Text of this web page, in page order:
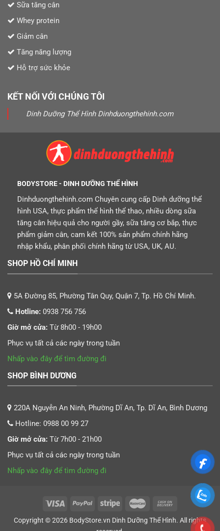
Sữa tăng cân
Whey protein
Giảm cân
Tăng năng lượng
Hỗ trợ sức khỏe
KẾT NỐI VỚI CHÚNG TÔI
Dinh Dưỡng Thể Hình Dinhduongthehinh.com
BODYSTORE - DINH DƯỠNG THỂ HÌNH
Dinhduongthehinh.com Chuyên cung cấp Dinh dưỡng thể
hình USA, thực phẩm thể hình thể thao, nhiều dòng sữa
tăng cân hiệu quả cho người gầy, sữa tăng cơ bắp, thực
phẩm giảm cân, cam kết 100% sản phẩm chính hãng
nhập khẩu, phân phối chính hãng từ USA, UK, AU.
SHOP HỒ CHÍ MINH
5A Đường 85, Phường Tân Quy, Quận 7, Tp. Hồ Chí Minh.
Hotline: 0938 756 756
Giờ mở cửa: Từ 8h00 - 19h00
Phục vụ tất cả các ngày trong tuần
Nhấp vào đây để tìm đường đi
SHOP BÌNH DƯƠNG
220A Nguyễn An Ninh, Phường Dĩ An, Tp. Dĩ An, Bình Dương
Hotline: 0988 00 99 27
Giờ mở cửa: Từ 7h00 - 21h00
Phục vụ tất cả các ngày trong tuần
Nhấp vào đây để tìm đường đi
Copyright © 2026 BodyStore.vn Dinh Dưỡng Thể Hình. All rights